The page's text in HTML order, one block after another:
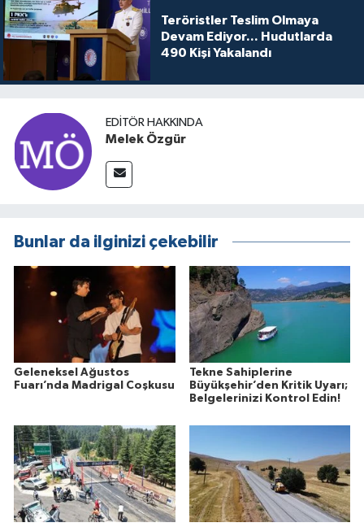
Teröristler Teslim Olmaya
Devam Ediyor... Hudutlarda
490 Kişi Yakalandı
EDITÖR HAKKINDA
Melek Özgür
Bunlar da ilginizi çekebilir
Geleneksel Ağustos
Fuarı’nda Madrigal Coşkusu
Tekne Sahiplerine
Büyükşehir’den Kritik Uyarı;
Belgelerinizi Kontrol Edin!